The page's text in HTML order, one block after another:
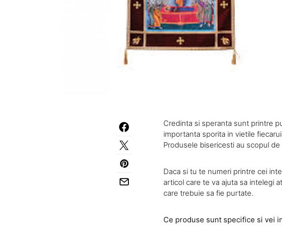
Credinta si speranta sunt printre
importanta sporita in vietile
Produsele bisericesti au scopul
Daca si tu te numeri printre cei
articol care te va ajuta sa intelegi
care trebuie sa fie purtate.
Ce produse sunt specifice si vei